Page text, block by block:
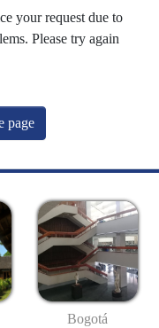
your request due to
Please try again
page
Bogotá